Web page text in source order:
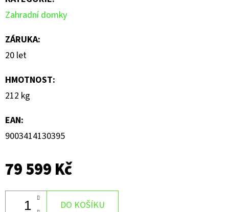
Zahradní domky
ZÁRUKA:
20 let
HMOTNOST:
212 kg
EAN:
9003414130395
79 599 Kč
DO KOŠÍKU